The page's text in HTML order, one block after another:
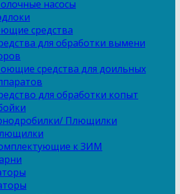
насосы
средства
для обработки вымени
средства для доильных
для обработки копыт
Плющилки
к ЗИМ